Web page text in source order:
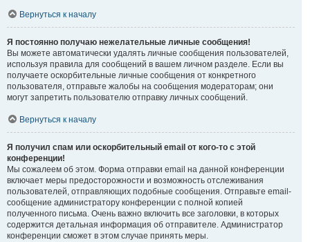
Вернуться к началу
Я постоянно получаю нежелательные личные сообщения!
Вы можете автоматически удалять личные сообщения пользователей,
используя правила для сообщений в вашем личном разделе. Если вы
получаете оскорбительные личные сообщения от конкретного
пользователя, отправьте жалобы на сообщения модераторам; они
могут запретить пользователю отправку личных сообщений.
Вернуться к началу
Я получил спам или оскорбительный email от кого-то с этой
конференции!
Мы сожалеем об этом. Форма отправки email на данной конференции
включает меры предосторожности и возможность отслеживания
пользователей, отправляющих подобные сообщения. Отправьте email-
сообщение администратору конференции с полной копией
полученного письма. Очень важно включить все заголовки, в которых
содержится детальная информация об отправителе. Администратор
конференции сможет в этом случае принять меры.